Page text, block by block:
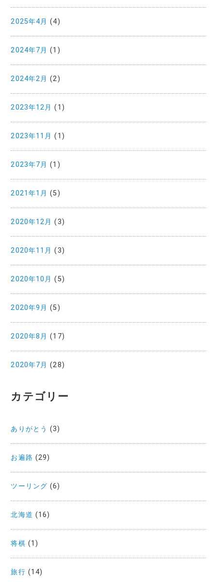
2025年4月 (4)
2024年7月 (1)
2024年2月 (2)
2023年12月 (1)
2023年11月 (1)
2023年7月 (1)
2021年1月 (5)
2020年12月 (3)
2020年11月 (3)
2020年10月 (5)
2020年9月 (5)
2020年8月 (17)
2020年7月 (28)
カテゴリー
ありがとう (3)
お遍路 (29)
ツーリング (6)
北海道 (16)
将棋 (1)
旅行 (14)